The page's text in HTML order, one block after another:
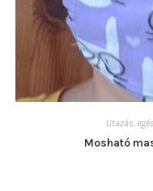
Utazás,
Mosható